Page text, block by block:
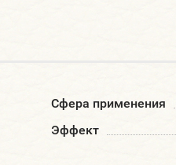
Сфера применения
Эффект